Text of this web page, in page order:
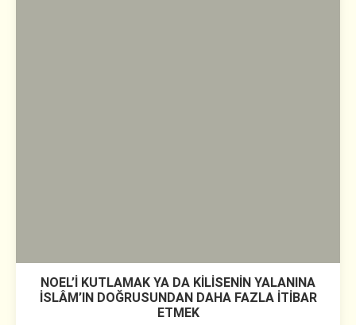
NOEL’İ KUTLAMAK YA DA KİLİSENİN YALANINA
İSLÂM’IN DOĞRUSUNDAN DAHA FAZLA İTİBAR
ETMEK